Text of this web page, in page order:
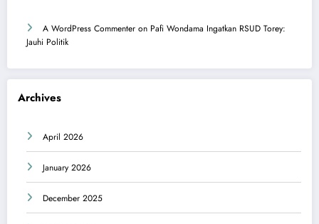
A WordPress Commenter on Pafi Wondama Ingatkan RSUD Torey:
Jauhi Politik
Archives
April 2026
January 2026
December 2025